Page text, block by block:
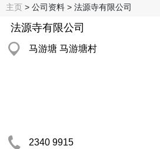
主页 > 公司资料 > 法源寺有限公司
法源寺有限公司
马游塘 马游塘村
2340 9915